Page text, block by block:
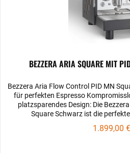
BEZZERA ARIA SQUARE MIT
Bezzera Aria Flow Control PID MN
für perfekten Espresso
platzsparendes Design: Die
Square Schwarz ist die
1.899,00